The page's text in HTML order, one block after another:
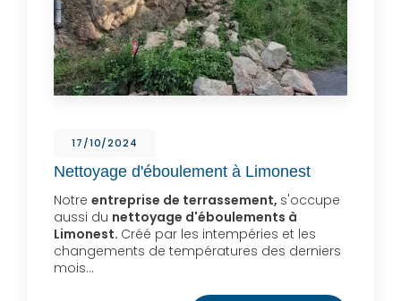
17/10/2024
Nettoyage d'éboulement à Limonest
Notre entreprise de terrassement, s'occupe
aussi du nettoyage d'éboulements à
Limonest. Créé par les intempéries et les
changements de températures des derniers
mois…